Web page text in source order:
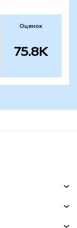
Оценок
75.8K